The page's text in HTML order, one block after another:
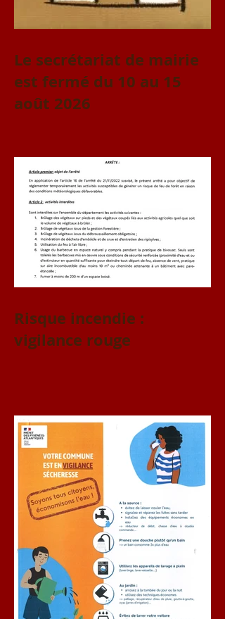
Le secrétariat de mairie
est fermé du 10 au 15
août 2026
Risque incendie :
vigilance rouge